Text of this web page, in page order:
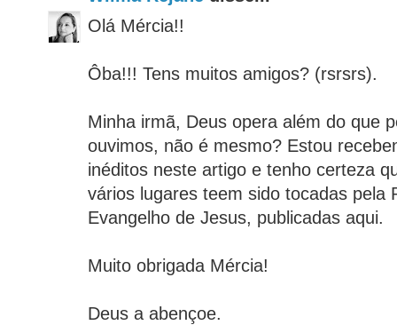
Olá Mércia!!
Ôba!!! Tens muitos amigos? (rsrsrs).
Minha irmã, Deus opera além do que
ouvimos, não é mesmo? Estou
inéditos neste artigo e tenho certeza
vários lugares teem sido tocadas pela
Evangelho de Jesus, publicadas aqui.
Muito obrigada Mércia!
Deus a abençoe.